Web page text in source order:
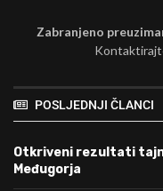
Zabranjeno
POSLJEDNJI ČLANCI
Otkriveni rezultati
Međugorja